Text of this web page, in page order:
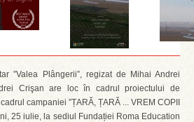
”Valea Plângerii”, regizat de Mihai Andrei
Crişan are loc în cadrul proiectului de
campaniei ”ȚARĂ, ȚARĂ ... VREM COPII
25 iulie, la sediul Fundației Roma Education